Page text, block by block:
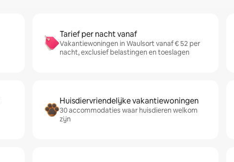
Tarief per nacht vanaf
Vakantiewoningen in Waulsort vanaf € 52 per
nacht, exclusief belastingen en toeslagen
Huisdiervriendelijke vakantiewoningen
30 accommodaties waar huisdieren welkom
zijn